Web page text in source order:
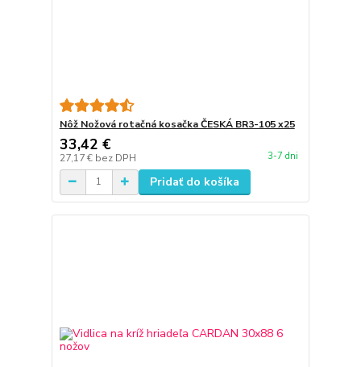
Nôž Nožová rotačná kosačka ČESKÁ BR3-105 x25
33,42 €
27,17 € bez DPH 3-7 dni
Pridať do košíka